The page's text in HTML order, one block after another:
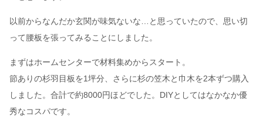
以前からなんだか玄関が味気ないな…と思っていたので、思い切
って腰板を張ってみることにしました。
まずはホームセンターで材料集めからスタート。
節ありの杉羽目板を1坪分、さらに杉の笠木と巾木を2本ずつ購入
しました。合計で約8000円ほどでした。DIYとしてはなかなか優
秀なコスパです。